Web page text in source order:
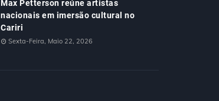
Max Petterson reúne artistas
nacionais em imersão cultural no
Cariri
Sexta-Feira, Maio 22, 2026